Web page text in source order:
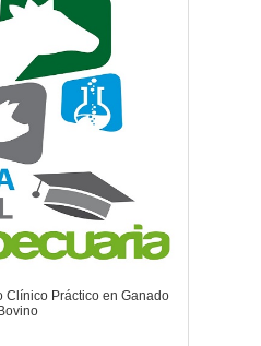
Clínico Práctico en Ganado
Bovino